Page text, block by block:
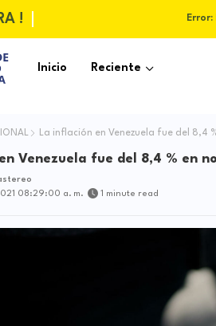
! Error:
Inicio Reciente
La inflación en Venezuela fue del 8,4
Venezuela fue del 8,4 % en
08:29:00 a. m.
1 minute read